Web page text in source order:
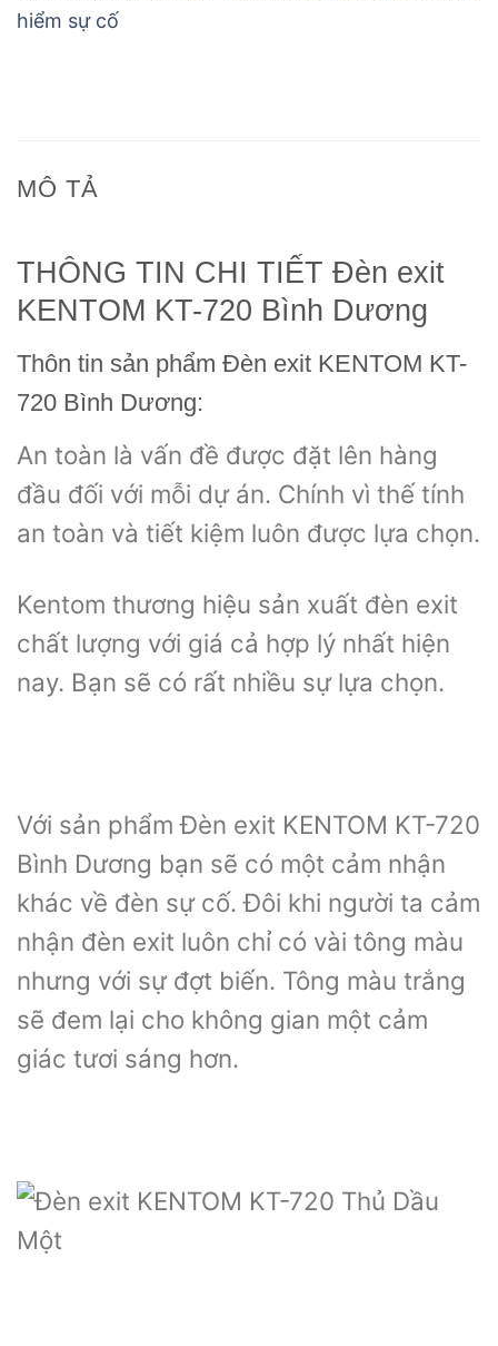
hiểm sự cố
MÔ TẢ
THÔNG TIN CHI TIẾT Đèn exit
KENTOM KT-720 Bình Dương
Thôn tin sản phẩm Đèn exit KENTOM KT-
720 Bình Dương:
An toàn là vấn đề được đặt lên hàng
đầu đối với mỗi dự án. Chính vì thế tính
an toàn và tiết kiệm luôn được lựa chọn.
Kentom thương hiệu sản xuất đèn exit
chất lượng với giá cả hợp lý nhất hiện
nay. Bạn sẽ có rất nhiều sự lựa chọn.
Với sản phẩm Đèn exit KENTOM KT-720
Bình Dương bạn sẽ có một cảm nhận
khác về đèn sự cố. Đôi khi người ta cảm
nhận đèn exit luôn chỉ có vài tông màu
nhưng với sự đợt biến. Tông màu trắng
sẽ đem lại cho không gian một cảm
giác tươi sáng hơn.